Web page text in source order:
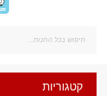
קטגוריות